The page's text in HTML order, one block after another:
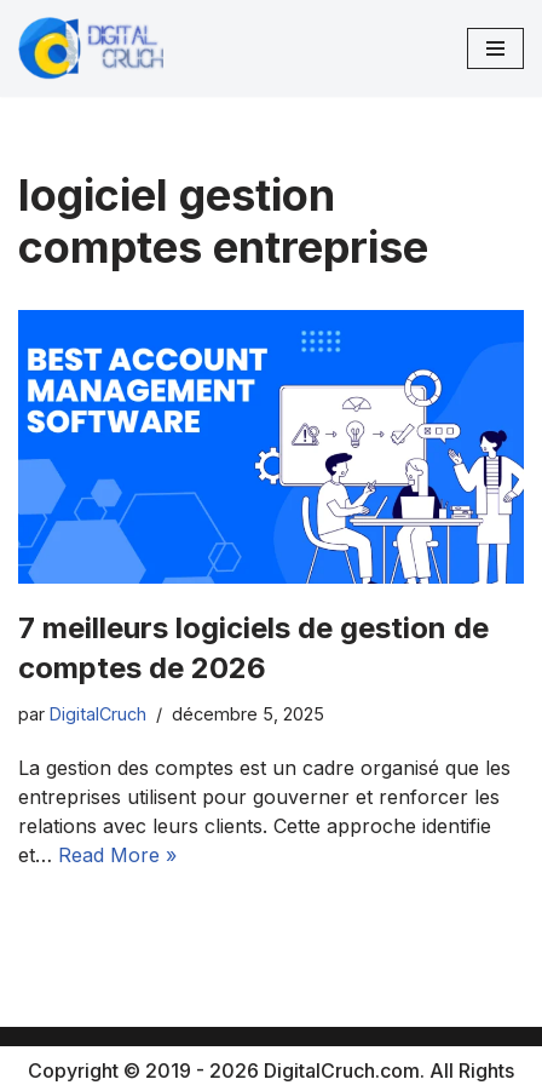
Aller
logiciel gestion
comptes entreprise
7 meilleurs logiciels de gestion de
comptes de 2026
par DigitalCruch décembre 5, 2025
La gestion des comptes est un cadre organisé que les
entreprises utilisent pour gouverner et renforcer les
relations avec leurs clients. Cette approche identifie
et… Read More »
Copyright © 2019 - 2026 DigitalCruch.com. All Rights